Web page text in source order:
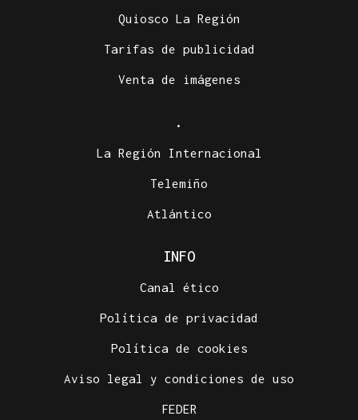
Quiosco La Región
Tarifas de publicidad
Venta de imágenes
.
La Región Internacional
Telemiño
Atlántico
INFO
Canal ético
Política de privacidad
Política de cookies
Aviso legal y condiciones de uso
FEDER